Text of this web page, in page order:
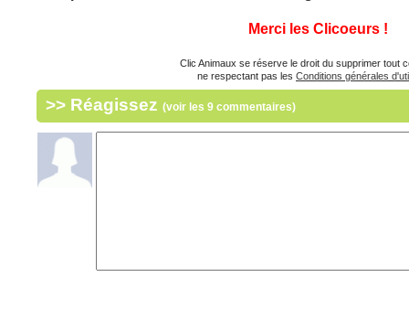
Merci les Clicoeurs !
Clic Animaux se réserve le droit du supprimer tout
ne respectant pas les Conditions générales
>> Réagissez (voir les 9 commentaires)